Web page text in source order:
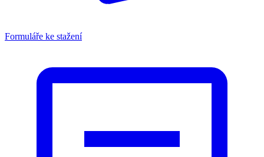
Formuláře ke stažení